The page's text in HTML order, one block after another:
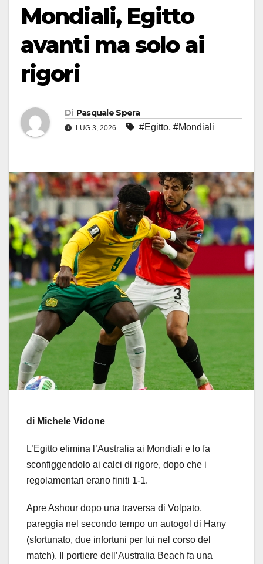
Mondiali, Egitto
avanti ma solo ai
rigori
Di Pasquale Spera
LUG 3, 2026 #Egitto, #Mondiali
di Michele Vidone
L’Egitto elimina l’Australia ai Mondiali e lo fa
sconfiggendolo ai calci di rigore, dopo che i
regolamentari erano finiti 1-1.
Apre Ashour dopo una traversa di Volpato,
pareggia nel secondo tempo un autogol di Hany
(sfortunato, due infortuni per lui nel corso del
match). Il portiere dell’Australia Beach fa una